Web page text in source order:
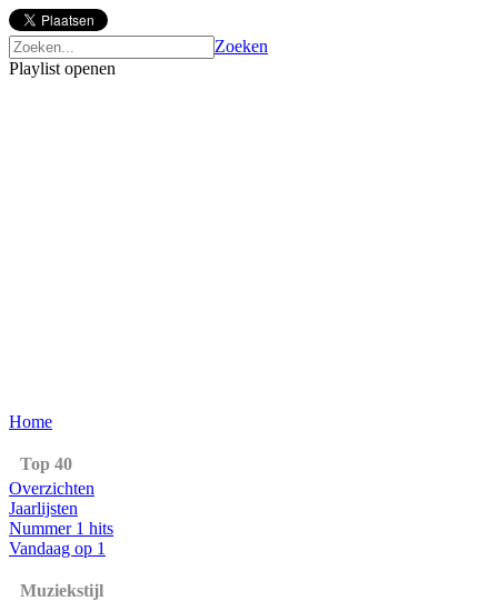
Zoeken
Playlist openen
Home
Top 40
Overzichten
Jaarlijsten
Nummer 1 hits
Vandaag op 1
Muziekstijl